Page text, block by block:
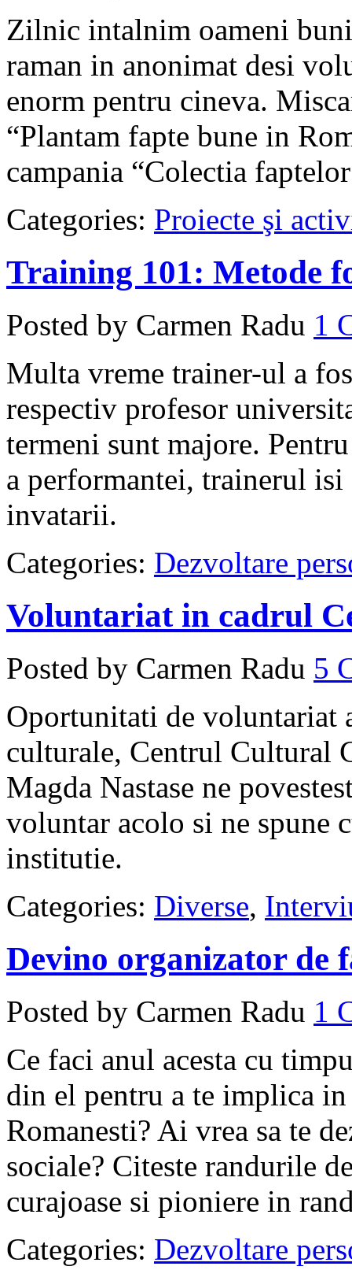
Zilnic intalnim oameni
raman in anonimat desi
enorm pentru cineva.
“Plantam fapte bune in
campania “Colectia
Categories: Proiecte şi
Training 101: Metode
Posted by Carmen Radu 1
Multa vreme trainer-ul a
respectiv profesor
termeni sunt majore.
a performantei, trainerul
invatarii.
Categories: Dezvoltare
Voluntariat in cadrul
Posted by Carmen Radu 5
Oportunitati de voluntariat
culturale, Centrul Cultural
Magda Nastase ne
voluntar acolo si ne spune
institutie.
Categories: Diverse,
Devino organizator de
Posted by Carmen Radu 1
Ce faci anul acesta cu
din el pentru a te implica
Romanesti? Ai vrea sa te
sociale? Citeste randurile
curajoase si pioniere in
Categories: Dezvoltare